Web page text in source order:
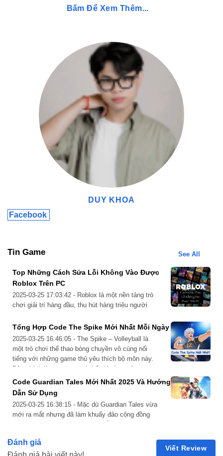
VCT Masters Madrid. Trước sự chứng kiến của hàng triệu
lát. Với kỹ năng điêu luyện và khả năng phản xạ nhanh
nhạy, tuyển thủ này đã biến một tình huống tưởng chừng
như vô vọng thành một chiến thắng vang dội, góp phần
khẳng định vị thế của Clove trong làng Valorant chuyên
nghiệp. Trận đấu này không chỉ là minh chứng cho tài
năng cá nhân của Mimi mà còn là biểu tượng cho sự bất
ngờ và kịch tính mà Clove mang lại cho các giải đấu, khiến
người hâm mộ không thể rời mắt và luôn mong chờ những
màn thể hiện xuất thần tiếp theo
Giải đấu VCT Madrid 2024
Sự lan tỏa của đặc vụ Clove tại Việt Nam
Tại Việt Nam, Clove đã nhanh chóng trở thành tâm điểm
chú ý của cộng đồng Valorant, thu hút sự quan tâm và yêu
thích của rất nhiều người chơi. Các giải đấu lớn nhỏ trong
nước đều không thể thiếu sự góp mặt của Clove trong các
phần pick chọn, chứng minh tầm ảnh hưởng và sức mạnh
của nhân vật này.
Không chỉ trong các giải đấu chuyên nghiệp, Clove còn lan
tỏa mạnh mẽ trong cộng đồng game thủ phổ thông. Các
Bấm Để Xem Thêm...
DUY KHOA
Facebook
Tin Game See All
Top Những Cách Sửa Lỗi Không Vào Được
Roblox Trên PC
2025-03-25 17:03:42 - Roblox là một nền tảng trò
chơi giải trí hàng đầu, thu hút hàng triệu người
không ít người chơi gặp phải tình trạng không thể
truy cập Roblox trên PC, gây gián đoạn trải
nghiệm. Nếu bạn đang gặp…
Tổng Hợp Code The Spike Mới Nhất Mỗi Ngày
2025-03-25 16:46:05 - The Spike – Volleyball là
một trò chơi thể thao bóng chuyền vô cùng nổi
tiếng với những game thủ yêu thích bộ môn này.
Đây chính là tựa game có thể giúp bạn xả stress
với bộ môn thể thao yêu thích mà không cần vận
động ngoài trời…
Code Guardian Tales Mới Nhất 2025 Và Hướng
Dẫn Sử Dụng
2025-03-25 16:38:15 - Mặc dù Guardian Tales vừa
mới ra mắt nhưng đã làm khuấy đảo cộng đồng
game đã cập nhật thêm các mã giftcode để bạn có
thể đổi…
Đánh giá
Viết Review